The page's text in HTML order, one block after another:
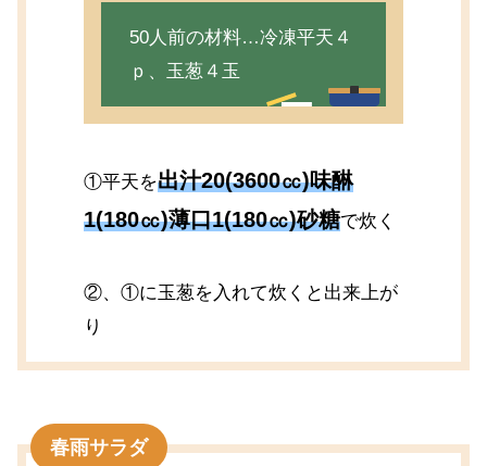
50人前の材料…冷凍平天４
ｐ、玉葱４玉
①平天を出汁20(3600㏄)味醂
1(180㏄)薄口1(180㏄)砂糖で炊く
②、①に玉葱を入れて炊くと出来上が
り
春雨サラダ